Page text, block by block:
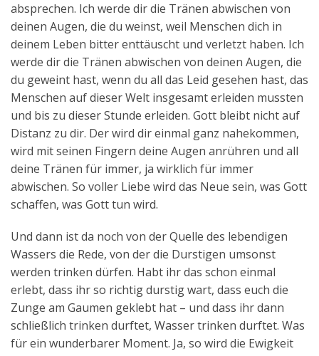
absprechen. Ich werde dir die Tränen abwischen von
deinen Augen, die du weinst, weil Menschen dich in
deinem Leben bitter enttäuscht und verletzt haben. Ich
werde dir die Tränen abwischen von deinen Augen, die
du geweint hast, wenn du all das Leid gesehen hast, das
Menschen auf dieser Welt insgesamt erleiden mussten
und bis zu dieser Stunde erleiden. Gott bleibt nicht auf
Distanz zu dir. Der wird dir einmal ganz nahekommen,
wird mit seinen Fingern deine Augen anrühren und all
deine Tränen für immer, ja wirklich für immer
abwischen. So voller Liebe wird das Neue sein, was Gott
schaffen, was Gott tun wird.
Und dann ist da noch von der Quelle des lebendigen
Wassers die Rede, von der die Durstigen umsonst
werden trinken dürfen. Habt ihr das schon einmal
erlebt, dass ihr so richtig durstig wart, dass euch die
Zunge am Gaumen geklebt hat – und dass ihr dann
schließlich trinken durftet, Wasser trinken durftet. Was
für ein wunderbarer Moment. Ja, so wird die Ewigkeit